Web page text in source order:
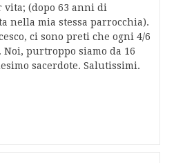
vita; (dopo 63 anni di
nella mia stessa parrocchia).
ci sono preti che ogni 4/6
purtroppo siamo da 16
sacerdote. Salutissimi.